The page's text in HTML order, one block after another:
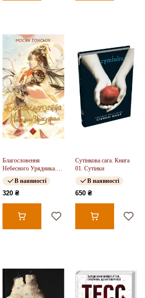
Благословення
Небесного Урядника.
Том 2
В наявності
320 ₴
Сутінкова сага. Книга
01. Сутінки
В наявності
650 ₴